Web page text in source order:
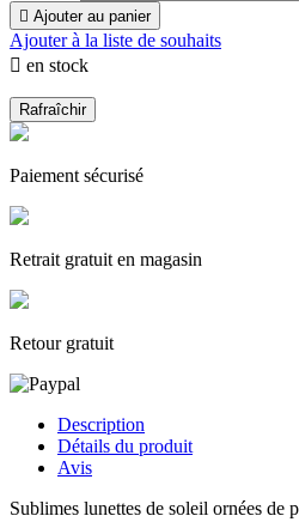
 Ajouter au panier
Ajouter à la liste de souhaits
 en stock
Paiement sécurisé
Retrait gratuit en magasin
Retour gratuit
Description
Détails du produit
Avis
Sublimes lunettes de soleil ornées de